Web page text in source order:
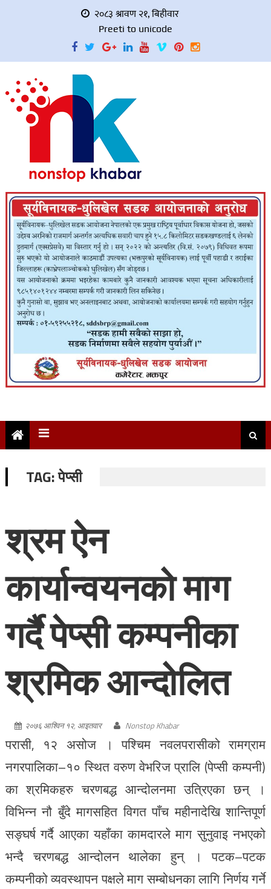
२०८३ श्रावण २१, बिहीवार
Preeti to unicode
TAG:पेप्सी
श्रम ऐन
कार्यान्वयनको माग
गर्दै पेप्सी कम्पनीका
श्रमिक आन्दोलित
२०७६ आश्विन १२, आइतवार Nonstop Khabar
परासी, १२ असोज । पश्चिम नवलपरासीको रामग्राम
नगरपालिका–१० स्थित वरुण वेभरिज प्रालि (पेप्सी कम्पनी)
का श्रमिकहरु चरणबद्ध आन्दोलनमा उत्रिएका छन् ।
विभिन्न नौ बुँदे मागसहित विगत पाँच महीनादेखि शान्तिपूर्ण
सङ्घर्ष गर्दै आएका यहाँका कामदारले माग सुनुवाइ नभएको
भन्दै चरणबद्ध आन्दोलन थालेका हुन् । पटक–पटक
कम्पनीको व्यवस्थापन पक्षले माग सम्बोधनका लागि निर्णय गर्ने